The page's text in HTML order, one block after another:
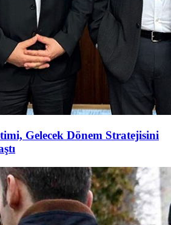
Gelecek Dönem Stratejisini